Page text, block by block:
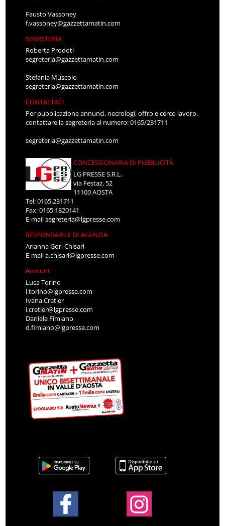
Fausto Vassoney
f.vassoney@gazzettamatin.com
SEGRETERIA
Roberta Prodoti
segreteria@gazzettamatin.com
Stefania Muscolo
segreteria@gazzettamatin.com
CONTATTACI
Per pubblicazione annunci, necrologi, offro e cerco lavoro,
contattare la segreteria al numero: 0165/231711
segreteria@gazzettamatin.com
CONCESSIONARIA DI PUBBLICITÀ
LG PRESSE S.R.L.
via Festaz, 52
11100 AOSTA
Tel: 0165.231711
Fax: 0165.1820141
E-mailsegreteria@lgpresse.com
RESPONSABILE DI AGENZIA
Arianna Gori Chisari
E-maila.chisari@lgpresse.com
Account
Luca Torino
l.torino@lgpresse.com
Ivana Cretier
i.cretier@lgpresse.com
Daniele Fimiano
d.fimiano@lgpresse.com